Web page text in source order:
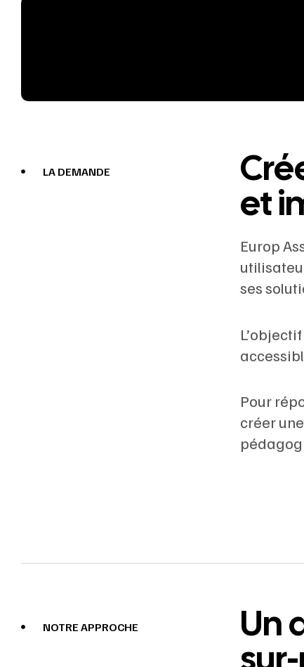
LA DEMANDE
et
Europ
ses
Pour
créer
NOTRE APPROCHE Un